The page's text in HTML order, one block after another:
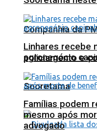
Companhia da
policiamento e
Sooretama
Linhares recebe
agronegócio
Famílias podem
mesmo após
advogado